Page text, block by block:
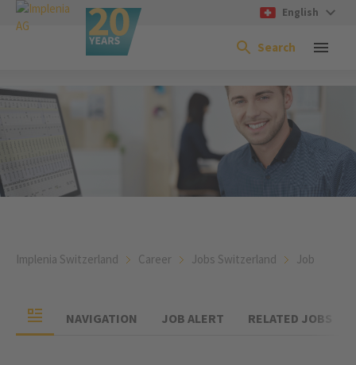
English
Search
Implenia Switzerland Career Jobs Switzerland Job
NAVIGATION JOB ALERT RELATED JOBS